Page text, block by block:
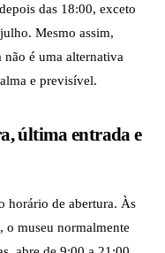
das 18:00, exceto
Mesmo assim,
não é uma alternativa
e previsível.
última entrada e
horário de abertura. Às
o museu normalmente